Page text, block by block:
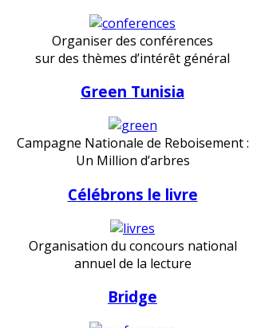
Organiser des conférences
sur des thèmes d’intérêt général
Green Tunisia
Campagne Nationale de Reboisement :
Un Million d’arbres
Célébrons le livre
Organisation du concours national
annuel de la lecture
Bridge